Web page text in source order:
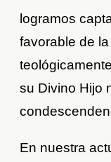
logramos
favorable de
su Divino Hijo
En nuestra